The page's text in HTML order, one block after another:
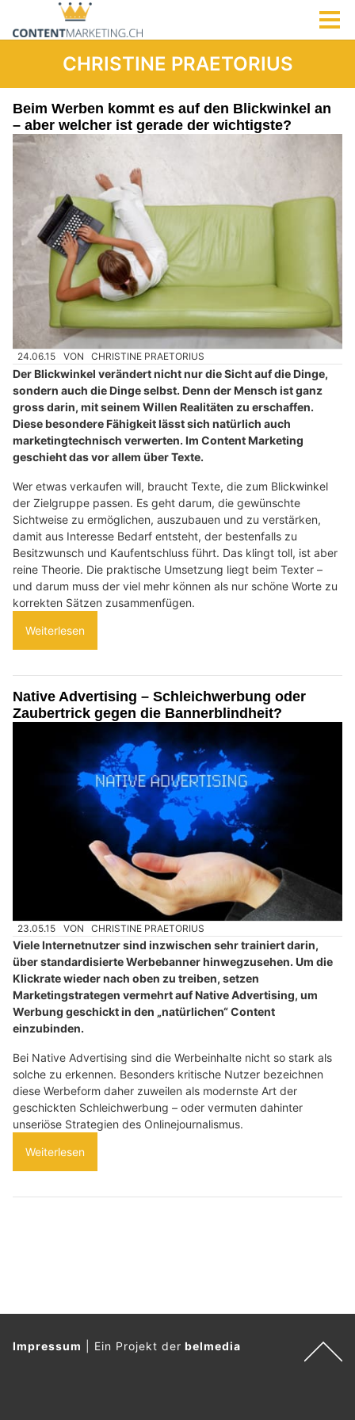
CHRISTINE PRAETORIUS
Beim Werben kommt es auf den Blickwinkel an
– aber welcher ist gerade der wichtigste?
24.06.15 VON CHRISTINE PRAETORIUS
Der Blickwinkel verändert nicht nur die Sicht auf die Dinge,
sondern auch die Dinge selbst. Denn der Mensch ist ganz
gross darin, mit seinem Willen Realitäten zu erschaffen.
Diese besondere Fähigkeit lässt sich natürlich auch
marketingtechnisch verwerten. Im Content Marketing
geschieht das vor allem über Texte.
Wer etwas verkaufen will, braucht Texte, die zum Blickwinkel
der Zielgruppe passen. Es geht darum, die gewünschte
Sichtweise zu ermöglichen, auszubauen und zu verstärken,
damit aus Interesse Bedarf entsteht, der bestenfalls zu
Besitzwunsch und Kaufentschluss führt. Das klingt toll, ist aber
reine Theorie. Die praktische Umsetzung liegt beim Texter –
und darum muss der viel mehr können als nur schöne Worte zu
korrekten Sätzen zusammenfügen.
Weiterlesen
Native Advertising – Schleichwerbung oder
Zaubertrick gegen die Bannerblindheit?
23.05.15 VON CHRISTINE PRAETORIUS
Viele Internetnutzer sind inzwischen sehr trainiert darin,
über standardisierte Werbebanner hinwegzusehen. Um die
Klickrate wieder nach oben zu treiben, setzen
Marketingstrategen vermehrt auf Native Advertising, um
Werbung geschickt in den „natürlichen“ Content
einzubinden.
Bei Native Advertising sind die Werbeinhalte nicht so stark als
solche zu erkennen. Besonders kritische Nutzer bezeichnen
diese Werbeform daher zuweilen als modernste Art der
geschickten Schleichwerbung – oder vermuten dahinter
unseriöse Strategien des Onlinejournalismus.
Weiterlesen
Impressum Ein Projekt derbelmedia